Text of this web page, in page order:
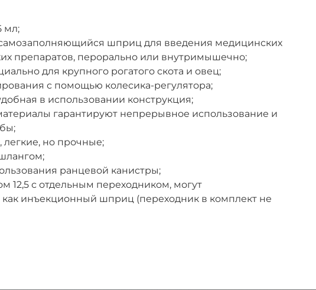
мл;
шприц для введения медицинских
препаратов, перорально или внутримышечно;
для крупного рогатого скота и овец;
с помощью колесика-регулятора;
в использовании конструкция;
гарантируют непрерывное использование и
но прочные;
ранцевой канистры;
12,5 с отдельным переходником, могут
как инъекционный шприц (переходник в комплект не